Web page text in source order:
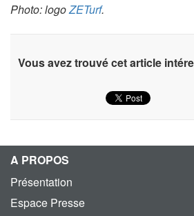
Photo: logoZETurf.
Vous avez trouvé cet article
A PROPOS
Présentation
Espace Presse